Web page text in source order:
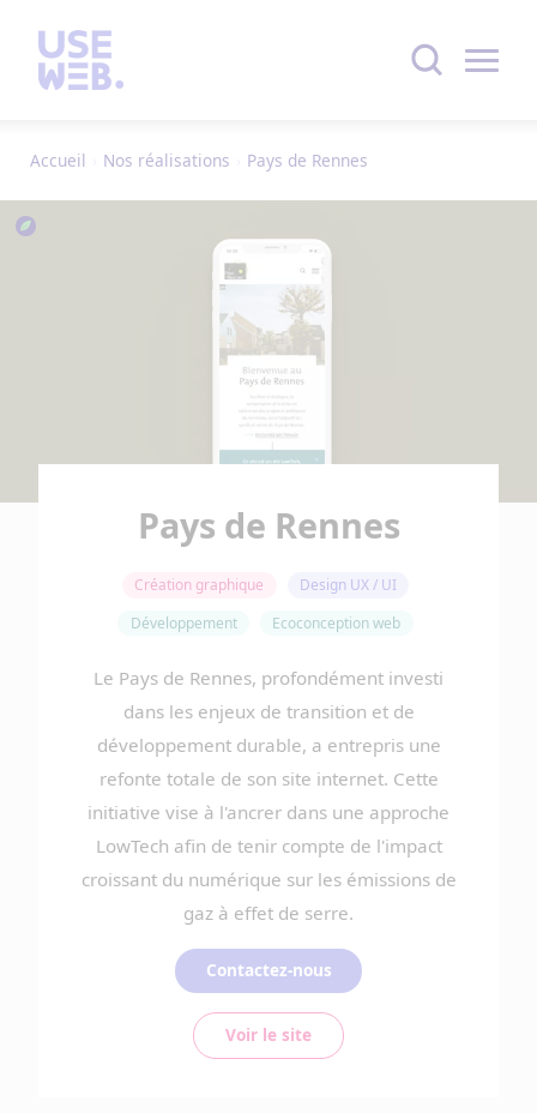
Accueil Nos réalisations Pays de Rennes
Pays de Rennes
Création graphique
Design UX / UI
Développement
Ecoconception web
Le Pays de Rennes, profondément investi
dans les enjeux de transition et de
développement durable, a entrepris une
refonte totale de son site internet. Cette
initiative vise à l'ancrer dans une approche
LowTech afin de tenir compte de l'impact
croissant du numérique sur les émissions de
gaz à effet de serre.
Contactez-nous
Voir le site